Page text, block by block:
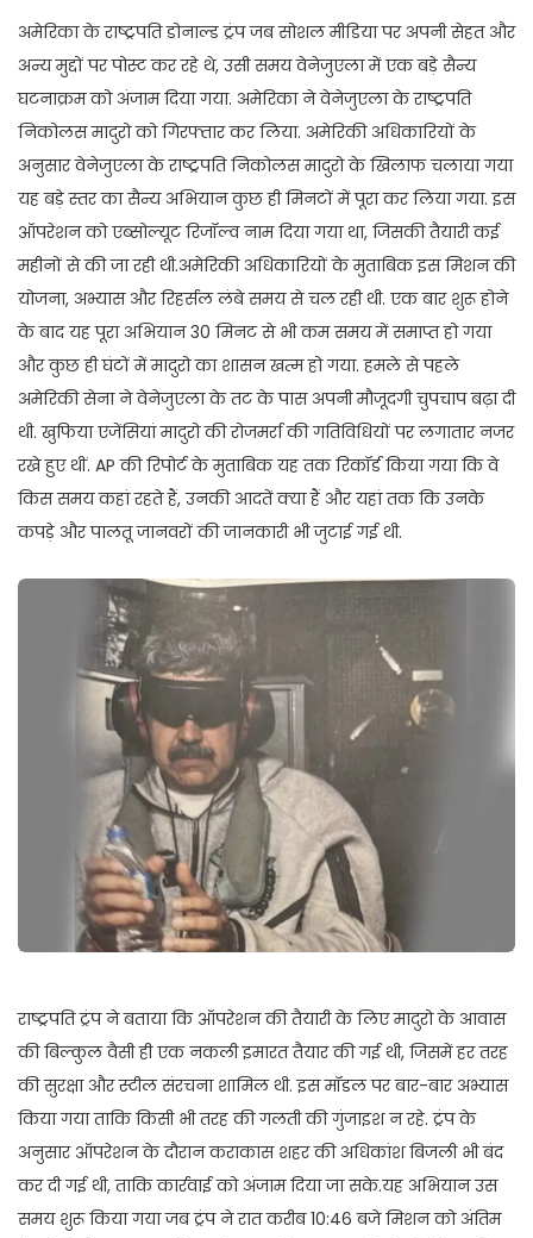
अमेरिका के राष्ट्रपति डोनाल्ड ट्रंप जब सोशल मीडिया पर अपनी सेहत और
अन्य मुद्दों पर पोस्ट कर रहे थे, उसी समय वेनेजुएला में एक बड़े सैन्य
घटनाक्रम को अंजाम दिया गया. अमेरिका ने वेनेजुएला के राष्ट्रपति
निकोलस मादुरो को गिरफ्तार कर लिया. अमेरिकी अधिकारियों के
अनुसार वेनेजुएला के राष्ट्रपति निकोलस मादुरो के खिलाफ चलाया गया
यह बड़े स्तर का सैन्य अभियान कुछ ही मिनटों में पूरा कर लिया गया. इस
ऑपरेशन को एब्सोल्यूट रिजॉल्व नाम दिया गया था, जिसकी तैयारी कई
महीनों से की जा रही थी.अमेरिकी अधिकारियों के मुताबिक इस मिशन की
योजना, अभ्यास और रिहर्सल लंबे समय से चल रही थी. एक बार शुरू होने
के बाद यह पूरा अभियान 30 मिनट से भी कम समय में समाप्त हो गया
और कुछ ही घंटों में मादुरो का शासन खत्म हो गया. हमले से पहले
अमेरिकी सेना ने वेनेजुएला के तट के पास अपनी मौजूदगी चुपचाप बढ़ा दी
थी. खुफिया एजेंसियां मादुरो की रोजमर्रा की गतिविधियों पर लगातार नजर
रखे हुए थीं. AP की रिपोर्ट के मुताबिक यह तक रिकॉर्ड किया गया कि वे
किस समय कहां रहते हैं, उनकी आदतें क्या हैं और यहां तक कि उनके
कपड़े और पालतू जानवरों की जानकारी भी जुटाई गई थी.
राष्ट्रपति ट्रंप ने बताया कि ऑपरेशन की तैयारी के लिए मादुरो के आवास
की बिल्कुल वैसी ही एक नकली इमारत तैयार की गई थी, जिसमें हर तरह
की सुरक्षा और स्टील संरचना शामिल थी. इस मॉडल पर बार-बार अभ्यास
किया गया ताकि किसी भी तरह की गलती की गुंजाइश न रहे. ट्रंप के
अनुसार ऑपरेशन के दौरान कराकास शहर की अधिकांश बिजली भी बंद
कर दी गई थी, ताकि कार्रवाई को अंजाम दिया जा सके.यह अभियान उस
समय शुरू किया गया जब ट्रंप ने रात करीब 10:46 बजे मिशन को अंतिम